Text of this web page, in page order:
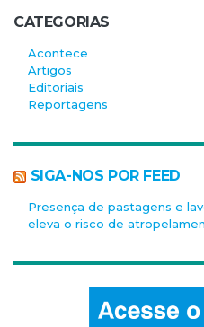
CATEGORIAS
Acontece
Artigos
Editoriais
Reportagens
SIGA-NOS POR FEED
Presença de pastagens e
eleva o risco de